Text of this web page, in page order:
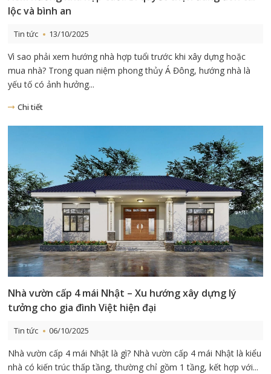
lộc và bình an
Tin tức 13/10/2025
Vì sao phải xem hướng nhà hợp tuổi trước khi xây dựng hoặc
mua nhà? Trong quan niệm phong thủy Á Đông, hướng nhà là
yếu tố có ảnh hưởng...
Chi tiết
Nhà vườn cấp 4 mái Nhật – Xu hướng xây dựng lý
tưởng cho gia đình Việt hiện đại
Tin tức 06/10/2025
Nhà vườn cấp 4 mái Nhật là gì? Nhà vườn cấp 4 mái Nhật là kiểu
nhà có kiến trúc thấp tầng, thường chỉ gồm 1 tầng, kết hợp với...